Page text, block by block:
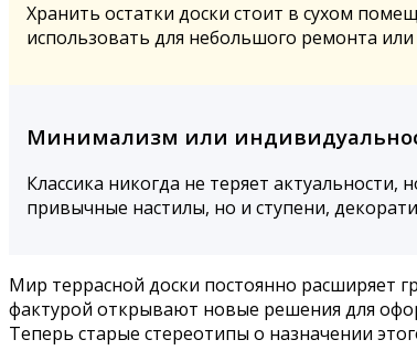
Хранить остатки доски стоит в сухом
использовать для небольшого ремонта
Минимализм или
Классика никогда не теряет
привычные настилы, но и ступени,
Мир террасной доски постоянно расширяет
фактурой открывают новые решения для
Теперь старые стереотипы о назначении